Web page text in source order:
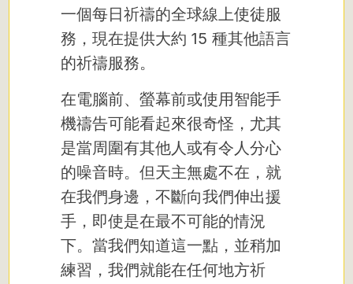
一個每日祈禱的全球線上使徒服
務，現在提供大約 15 種其他語言
的祈禱服務。
在電腦前、螢幕前或使用智能手
機禱告可能看起來很奇怪，尤其
是當周圍有其他人或有令人分心
的噪音時。但天主無處不在，就
在我們身邊，不斷向我們伸出援
手，即使是在最不可能的情況
下。當我們知道這一點，並稍加
練習，我們就能在任何地方祈